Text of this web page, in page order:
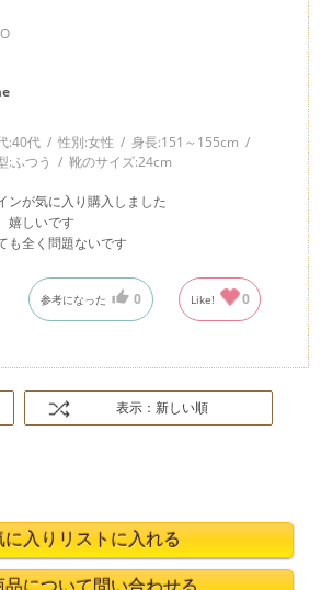
:40代 性別:女性 身長:151～155cm
:ふつう 靴のサイズ:24cm
ンが気に入り購入しました
嬉しいです
も全く問題ないです
参考になった 0 Like! 0
表示：新しい順